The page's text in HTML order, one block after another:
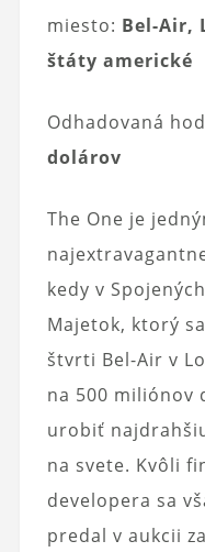
miesto: Bel-Air,
štáty americké
Odhadovaná
dolárov
The One je
kedy v
Majetok, ktorý
štvrti Bel-Air v
na 500 miliónov
urobiť
na svete. Kvôli
developera sa
predal v aukcii